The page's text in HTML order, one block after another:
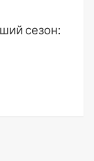
сезон: